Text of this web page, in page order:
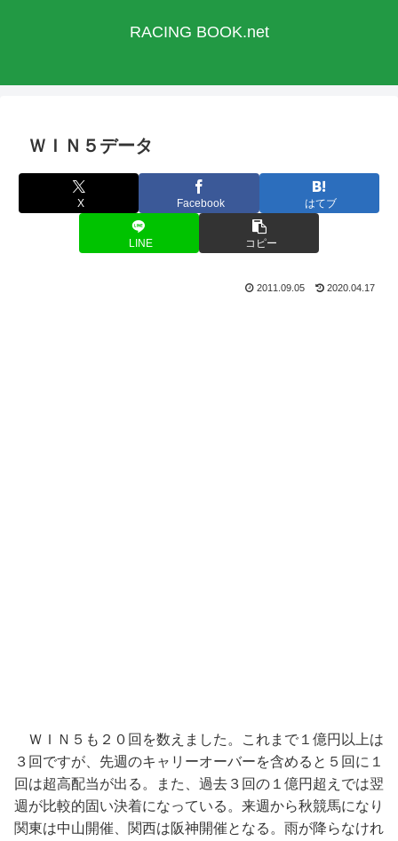
RACING BOOK.net
ＷＩＮ５データ
X Facebook はてブ
LINE コピー
2011.09.05 2020.04.17
ＷＩＮ５も２０回を数えました。これまで１億円以上は
３回ですが、先週のキャリーオーバーを含めると５回に１
回は超高配当が出る。また、過去３回の１億円超えでは翌
週が比較的固い決着になっている。来週から秋競馬になり
関東は中山開催、関西は阪神開催となる。雨が降らなけれ